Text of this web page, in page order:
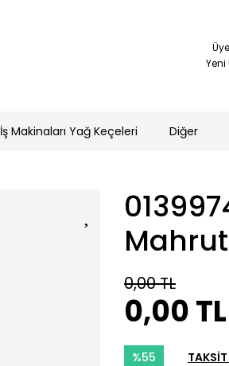
Yeni
İş Makinaları Yağ Keçeleri Diğer
0,00 TL
0,00 TL
%55 TAKSİT